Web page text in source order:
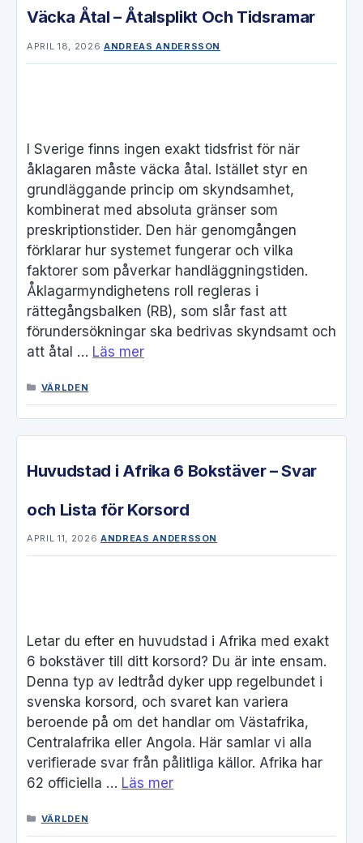
Väcka Åtal – Åtalsplikt Och Tidsramar
APRIL 18, 2026 ANDREAS ANDERSSON
I Sverige finns ingen exakt tidsfrist för när
åklagaren måste väcka åtal. Istället styr en
grundläggande princip om skyndsamhet,
kombinerat med absoluta gränser som
preskriptionstider. Den här genomgången
förklarar hur systemet fungerar och vilka
faktorer som påverkar handläggningstiden.
Åklagarmyndighetens roll regleras i
rättegångsbalken (RB), som slår fast att
förundersökningar ska bedrivas skyndsamt och
att åtal … Läs mer
KATEGORIER
VÄRLDEN
Huvudstad i Afrika 6 Bokstäver – Svar
och Lista för Korsord
APRIL 11, 2026 ANDREAS ANDERSSON
Letar du efter en huvudstad i Afrika med exakt
6 bokstäver till ditt korsord? Du är inte ensam.
Denna typ av ledtråd dyker upp regelbundet i
svenska korsord, och svaret kan variera
beroende på om det handlar om Västafrika,
Centralafrika eller Angola. Här samlar vi alla
verifierade svar från pålitliga källor. Afrika har
62 officiella … Läs mer
KATEGORIER
VÄRLDEN